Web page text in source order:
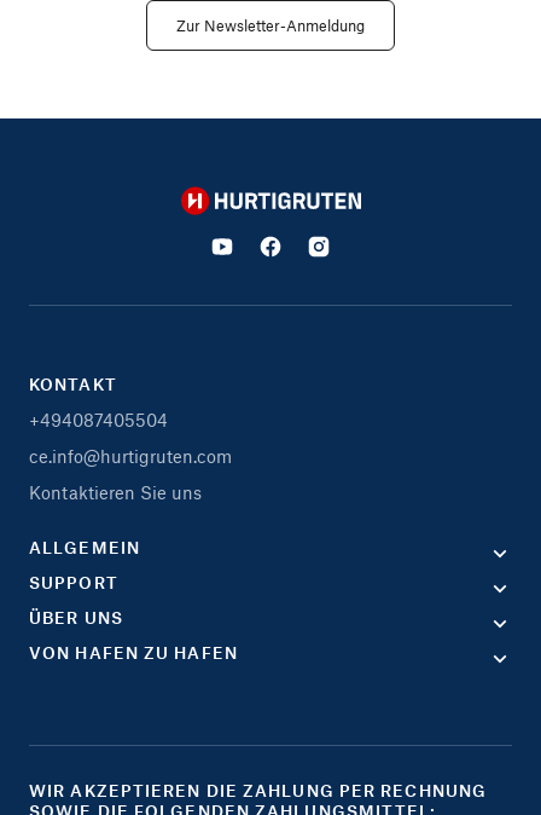
Zur Newsletter-Anmeldung
Hurtigruten
KONTAKT
+494087405504
ce.info@hurtigruten.com
Kontaktieren Sie uns
ALLGEMEIN
SUPPORT
ÜBER UNS
VON HAFEN ZU HAFEN
WIR AKZEPTIEREN DIE ZAHLUNG PER RECHNUNG
SOWIE DIE FOLGENDEN ZAHLUNGSMITTEL: